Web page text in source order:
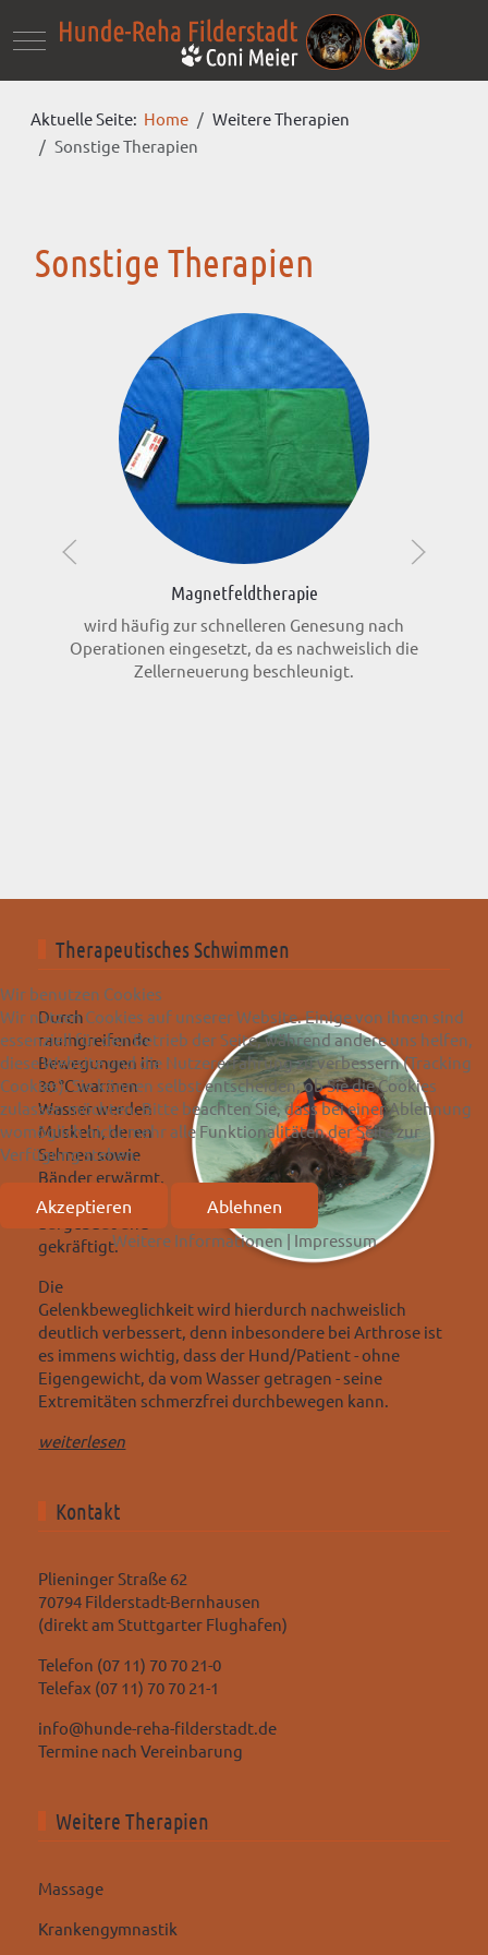
Mobile Menu Toggle
Aktuelle Seite: Home
Weitere Therapien
Sonstige Therapien
Sonstige Therapien
Magnetfeldtherapie
wird häufig zur schnelleren Genesung nach
Operationen eingesetzt, da es nachweislich die
Zellerneuerung beschleunigt.
Therapeutisches Schwimmen
Durch
raumgreifende
Bewegungen im
30 °C warmen
Wasser werden
Muskeln, deren
Sehnen sowie
Bänder erwärmt,
gedehnt, gezielt
aufgebaut und
gekräftigt.
Die
Gelenkbeweglichkeit wird hierdurch nachweislich
deutlich verbessert, denn inbesondere bei Arthrose ist
es immens wichtig, dass der Hund/Patient - ohne
Eigengewicht, da vom Wasser getragen - seine
Extremitäten schmerzfrei durchbewegen kann.
weiterlesen
Kontakt
Plieninger Straße 62
70794 Filderstadt-Bernhausen
(direkt am Stuttgarter Flughafen)
Telefon (07 11) 70 70 21-0
Telefax (07 11) 70 70 21-1
info@hunde-reha-filderstadt.de
Termine nach Vereinbarung
Weitere Therapien
Massage
Krankengymnastik
Wir benutzen Cookies
Wir nutzen Cookies auf unserer Website. Einige von ihnen sind
essenziell für den Betrieb der Seite, während andere uns helfen,
diese Website und die Nutzererfahrung zu verbessern (Tracking
Cookies). Sie können selbst entscheiden, ob Sie die Cookies
zulassen möchten. Bitte beachten Sie, dass bei einer Ablehnung
womöglich nicht mehr alle Funktionalitäten der Seite zur
Verfügung stehen.
Akzeptieren Ablehnen
Weitere Informationen | Impressum